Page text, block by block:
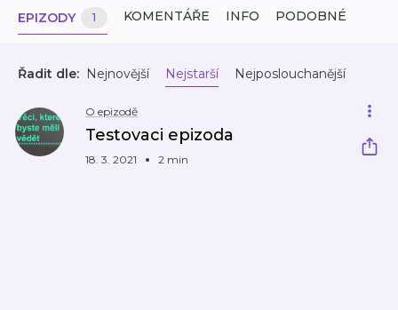
EPIZODY 1 KOMENTÁŘE INFO PODOBNÉ
Řadit dle: Nejnovější Nejstarší Nejposlouchanější
O epizodě
Testovaci epizoda
18. 3. 2021 2 min